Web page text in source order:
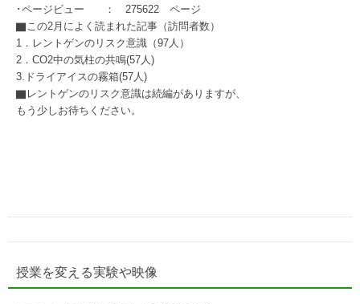
･ページビュー ： 275622 ページ
▇この2月によく読まれた記事（訪問者数）
1．レントゲンのリスク意識（97人）
2．CO2中の気柱の共鳴(57人)
3.ドライアイスの霧箱(57人)
▇レントゲンのリスク意識は続編がありますが、
もう少しお待ちください。
授業を変える実験や映像